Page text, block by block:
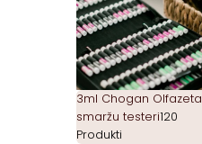
3ml Chogan Olfazeta
smaržu testeri120
Produkti